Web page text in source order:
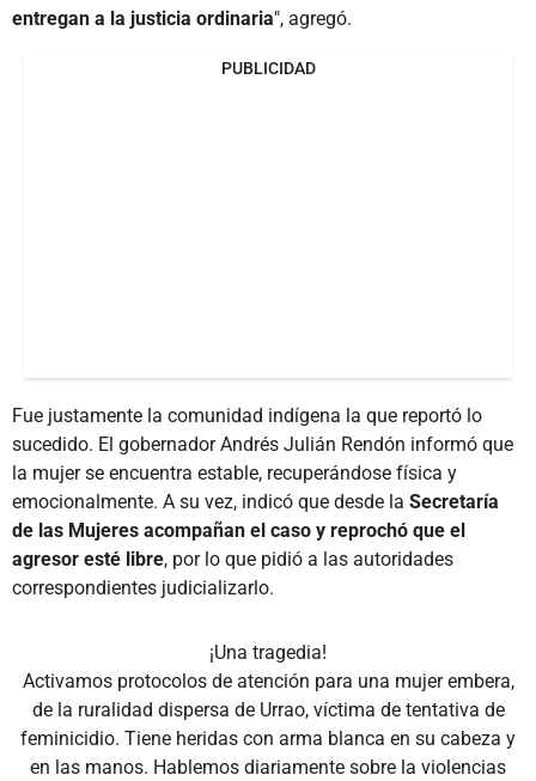
entregan a la justicia ordinaria", agregó.
PUBLICIDAD
Fue justamente la comunidad indígena la que reportó lo
sucedido. El gobernador Andrés Julián Rendón informó que
la mujer se encuentra estable, recuperándose física y
emocionalmente. A su vez, indicó que desde la Secretaría
de las Mujeres acompañan el caso y reprochó que el
agresor esté libre, por lo que pidió a las autoridades
correspondientes judicializarlo.
¡Una tragedia!
Activamos protocolos de atención para una mujer embera,
de la ruralidad dispersa de Urrao, víctima de tentativa de
feminicidio. Tiene heridas con arma blanca en su cabeza y
en las manos. Hablemos diariamente sobre la violencias